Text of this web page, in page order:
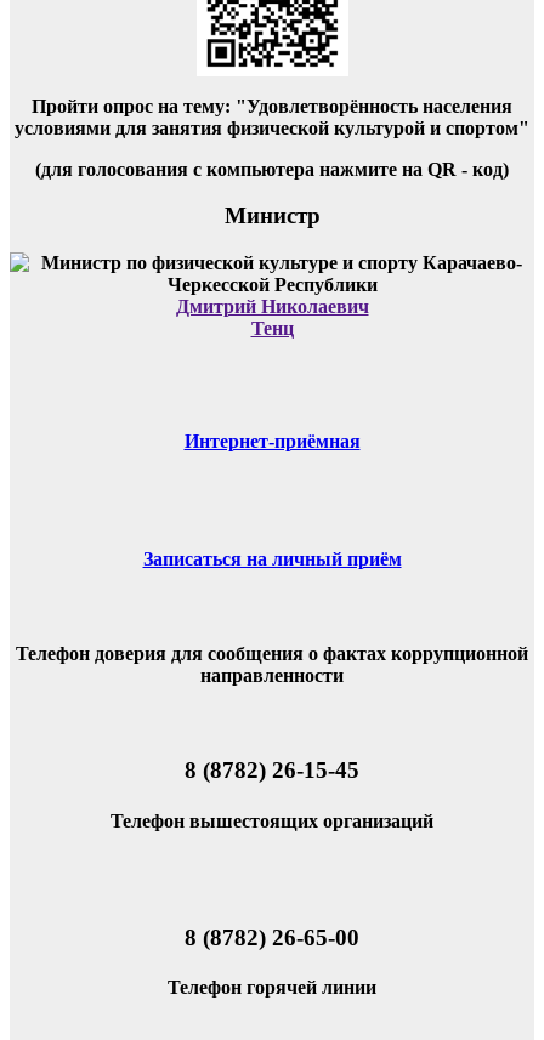
Пройти опрос на тему: "Удовлетворённость населения
условиями для занятия физической культурой и спортом"
(для голосования с компьютера нажмите на QR - код)
Министр
Дмитрий Николаевич
Тенц
Интернет-приёмная
Записаться на личный приём
Телефон доверия для сообщения о фактах коррупционной
направленности
8 (8782) 26-15-45
Телефон вышестоящих организаций
8 (8782) 26-65-00
Телефон горячей линии